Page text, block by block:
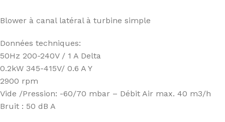
Blower à canal latéral à turbine simple
Données techniques:
50Hz 200-240V / 1 A Delta
0.2kW 345-415V/ 0.6 A Y
2900 rpm
Vide /Pression: -60/70 mbar – Débit Air max. 40 m3/h
Bruit : 50 dB A